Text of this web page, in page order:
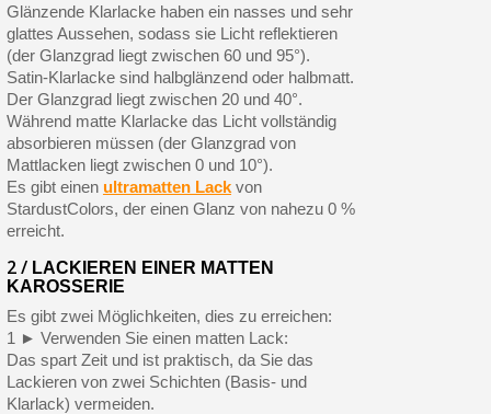
Zahlung in 4x gebührenfrei
Teilen Sie Ihre Kreationen
Sammeln Sie mit jeder
Teilen Sie Ihre Kreationen und
Glänzende Klarlacke haben ein nasses und sehr
glattes Aussehen, sodass sie Licht reflektieren
(der Glanzgrad liegt zwischen 60 und 95°).
Satin-Klarlacke sind halbglänzend oder halbmatt.
Der Glanzgrad liegt zwischen 20 und 40°.
Während matte Klarlacke das Licht vollständig
absorbieren müssen (der Glanzgrad von
Mattlacken liegt zwischen 0 und 10°).
Es gibt einen ultramatten Lackvon
StardustColors, der einen Glanz von nahezu 0 %
erreicht.
2 / LACKIEREN EINER MATTEN
KAROSSERIE
Es gibt zwei Möglichkeiten, dies zu erreichen:
1 ► Verwenden Sie einen matten Lack:
Das spart Zeit und ist praktisch, da Sie das
Lackieren von zwei Schichten (Basis- und
Klarlack) vermeiden.